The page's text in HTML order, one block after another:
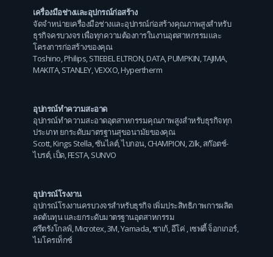
เครื่องมือช่างและอุปกรณ์ก่อสร้าง
จัดจำหน่ายเครื่องมือช่างและอุปกรณ์ก่อสร้างคุณภาพสูงสำหรับ
ธุรกิจครบวงจร เพื่อทุกความต้องการในงานอุตสาหกรรมและ
โครงการก่อสร้างของคุณ
Toshino,Philips,STIEBEL ELTRON,DATA,PUMPKIN,TAJIMA,
MAKITA,STANLEY,VEXXO,Hypertherm
อุปกรณ์ทำความสะอาด
อุปกรณ์ทำความสะอาดอุตสาหกรรมคุณภาพสูงสำหรับธุรกิจทุก
ประเภท ยกระดับมาตรฐานสุขอนามัยของคุณ
Scott,Kings Stella,ซันไลต์,ไบกอน,CHAMPION,Zilk,สก๊อตช์-
ไบรต์,เป็ด,FESTA,SUNVO
อุปกรณ์โรงงาน
อุปกรณ์โรงงานครบวงจรสำหรับธุรกิจ เพิ่มประสิทธิภาพการผลิต
ลดต้นทุน และยกระดับมาตรฐานอุตสาหกรรม
ศรีตรังโกลฟ์,Microtex,3M,Yamada,ชาเก้,อีโค่ ,เซฟตี้ จ็อกเกอร์,
ไมโครเท็กซ์